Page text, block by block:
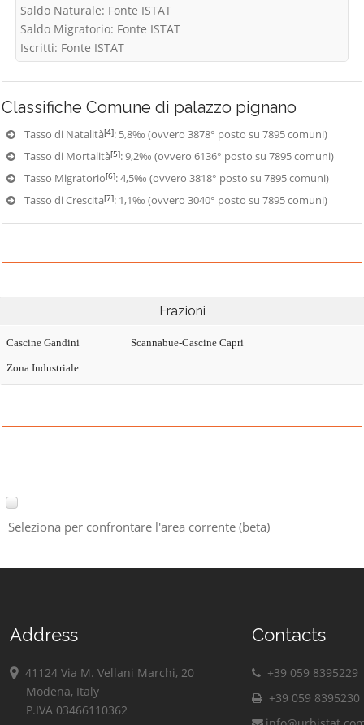
Saldo Naturale: Fonte ISTAT
Saldo Migratorio: Fonte ISTAT
Iscritti: Fonte ISTAT
Classifiche Comune di palazzo pignano
Tasso di Natalità[4]: 5,8‰ (ovvero 3878° posto su 7895 comuni)
Tasso di Mortalità[5]: 9,2‰ (ovvero 6136° posto su 7895 comuni)
Tasso Migratorio[6]: 4,5‰ (ovvero 3818° posto su 7895 comuni)
Tasso di Crescita[7]: 1,1‰ (ovvero 3040° posto su 7895 comuni)
Frazioni
Cascine Gandini Scannabue-Cascine Capri
Zona Industriale
Seleziona per confrontare l'area corrente (beta)
Address
41124 Via M. Vellani Marchi, 20
Modena, Italy
P.IVA 03466110362
Contacts
+39 059 8395229
+39 059 8395230